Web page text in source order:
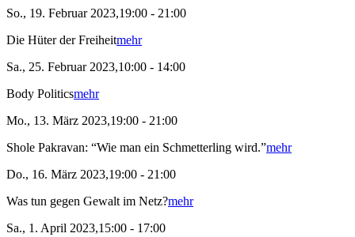
So., 19. Februar 2023,19:00 - 21:00
Die Hüter der Freiheitmehr
Sa., 25. Februar 2023,10:00 - 14:00
Body Politicsmehr
Mo., 13. März 2023,19:00 - 21:00
Shole Pakravan: “Wie man ein Schmetterling wird.”mehr
Do., 16. März 2023,19:00 - 21:00
Was tun gegen Gewalt im Netz?mehr
Sa., 1. April 2023,15:00 - 17:00